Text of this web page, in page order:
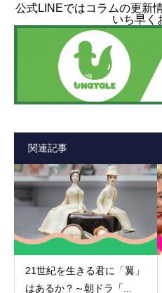
公式LINEではコラムの更新
いち早く
関連記事
21世紀を生きる君に「翼」
はあるか？～朝ドラ「...